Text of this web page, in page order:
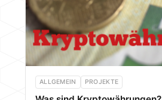
ALLGEMEIN PROJEKTE